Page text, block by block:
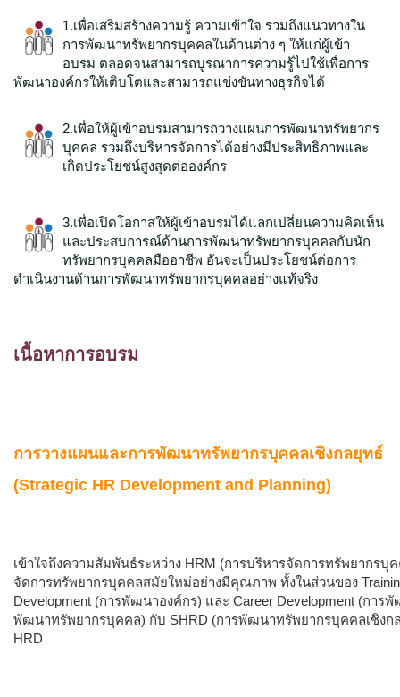
1.เพื่อเสริมสร้างความรู้ ความเข้าใจ รวมถึงแนวทางใน
การพัฒนาทรัพยากรบุคคลในด้านต่าง ๆ ให้แก่ผู้เข้า
อบรม ตลอดจนสามารถบูรณาการความรู้ไปใช้เพื่อการ
พัฒนาองค์กรให้เติบโตและสามารถแข่งขันทางธุรกิจได้
2.เพื่อให้ผู้เข้าอบรมสามารถวางแผนการพัฒนาทรัพยากร
บุคคล รวมถึงบริหารจัดการได้อย่างมีประสิทธิภาพและ
เกิดประโยชน์สูงสุดต่อองค์กร
3.เพื่อเปิดโอกาสให้ผู้เข้าอบรมได้แลกเปลี่ยนความคิดเห็น
และประสบการณ์ด้านการพัฒนาทรัพยากรบุคคลกับนัก
ทรัพยากรบุคคลมืออาชีพ อันจะเป็นประโยชน์ต่อการ
ดำเนินงานด้านการพัฒนาทรัพยากรบุคคลอย่างแท้จริง
เนื้อหาการอบรม
การวางแผนและการพัฒนาทรัพยากรบุคคลเชิงกลยุทธ์
(Strategic HR Development and Planning)
เข้าใจถึงความสัมพันธ์ระหว่าง HRM (การบริหารจัดการทรัพยากร
จัดการทรัพยากรบุคคลสมัยใหม่อย่างมีคุณภาพ ทั้งในส่วนของ
Development (การพัฒนาองค์กร) และ Career Development (กา
พัฒนาทรัพยากรบุคคล) กับ SHRD (การพัฒนาทรัพยากรบุคคลเชิง
HRD